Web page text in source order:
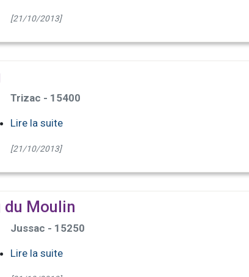
[21/10/2013]
Trizac - 15400
Lire la suite
[21/10/2013]
du Moulin
Jussac - 15250
Lire la suite